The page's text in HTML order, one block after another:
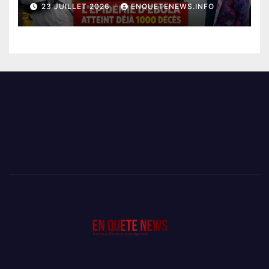
D’EBOLA ATTEINT DÉJÀ 1000
DÉCÈS
23 JUILLET 2026 ENQUETENEWS.INFO